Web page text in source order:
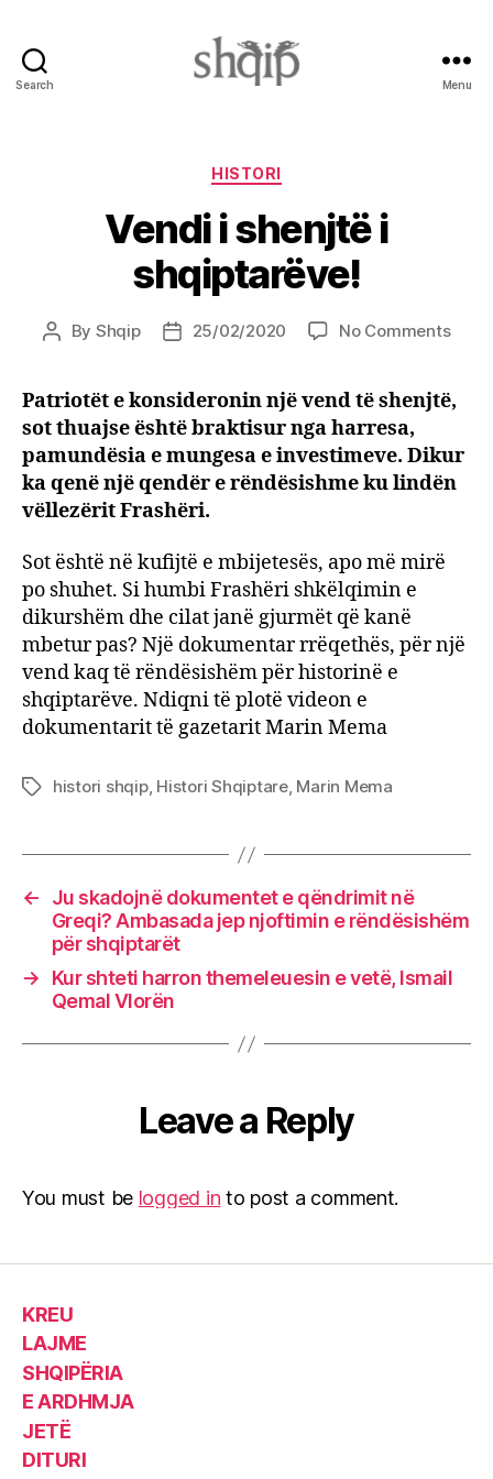
Search Menu
Categories
HISTORI
Vendi i shenjtë i
shqiptarëve!
Post
By Shqip
Post25/02/2020 No Commentson
Patriotët e konsideronin një vend të shenjtë,
sot thuajse është braktisur nga harresa,
pamundësia e mungesa e investimeve. Dikur
ka qenë një qendër e rëndësishme ku lindën
vëllezërit Frashëri.
Sot është në kufijtë e mbijetesës, apo më mirë
po shuhet. Si humbi Frashëri shkëlqimin e
dikurshëm dhe cilat janë gjurmët që kanë
mbetur pas? Një dokumentar rrëqethës, për një
vend kaq të rëndësishëm për historinë e
shqiptarëve. Ndiqni të plotë videon e
dokumentarit të gazetarit Marin Mema
Tagshistori shqip, Histori Shqiptare, Marin Mema
←
Ju skadojnë dokumentet e qëndrimit në
Greqi? Ambasada jep njoftimin e rëndësishëm
për shqiptarët
→
Kur shteti harron themeleuesin e vetë, Ismail
Qemal Vlorën
Leave a Reply
You must be logged in to post a comment.
KREU
LAJME
SHQIPËRIA
E ARDHMJA
JETË
DITURI